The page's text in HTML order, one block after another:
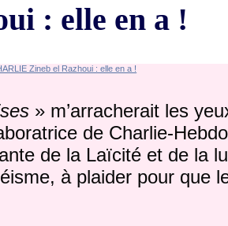
: elle en a !
» m’arracherait les
de Charlie-
de la Laïcité et de la
à plaider pour que